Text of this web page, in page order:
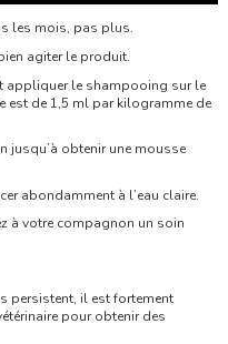
les mois, pas plus.
agiter le produit.
appliquer le shampooing sur le
est de 1,5 ml par kilogramme de
jusqu’à obtenir une mousse
abondamment à l’eau claire.
à votre compagnon un soin
persistent, il est fortement
pour obtenir des